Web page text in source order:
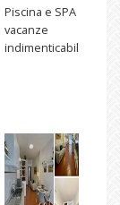
Piscina e SPA
vacanze
indimenticabili